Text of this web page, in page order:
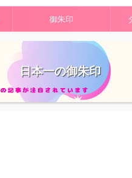
御朱印
日本一の御朱印